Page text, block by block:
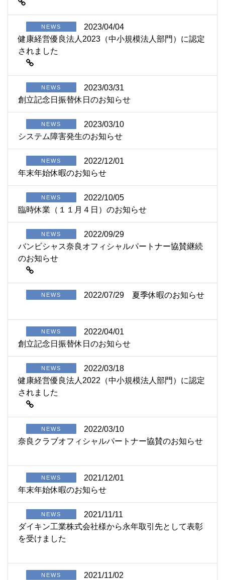
NEWS
2023/04/04
健康経営優良法人2023（中小規模法人部門）に認定
されました
NEWS
2023/03/31
創立記念日振替休日のお知らせ
NEWS
2023/03/10
システム障害発生のお知らせ
NEWS
2022/12/01
年末年始休暇のお知らせ
NEWS
2022/10/05
臨時休業（１１月４日）のお知らせ
NEWS
2022/09/29
バンビシャス奈良オフィシャルパートナー協賛継続
のお知らせ
NEWS 2022/07/29 夏季休暇のお知らせ
NEWS
2022/04/01
創立記念日振替休日のお知らせ
NEWS
2022/03/18
健康経営優良法人2022（中小規模法人部門）に認定
されました
NEWS
2022/03/10
奈良クラブオフィシャルパートナー協賛のお知らせ
NEWS
2021/12/01
年末年始休暇のお知らせ
NEWS
2021/11/11
ダイキン工業株式会社様から永年取引先として表彰
を受けました
NEWS
2021/11/02